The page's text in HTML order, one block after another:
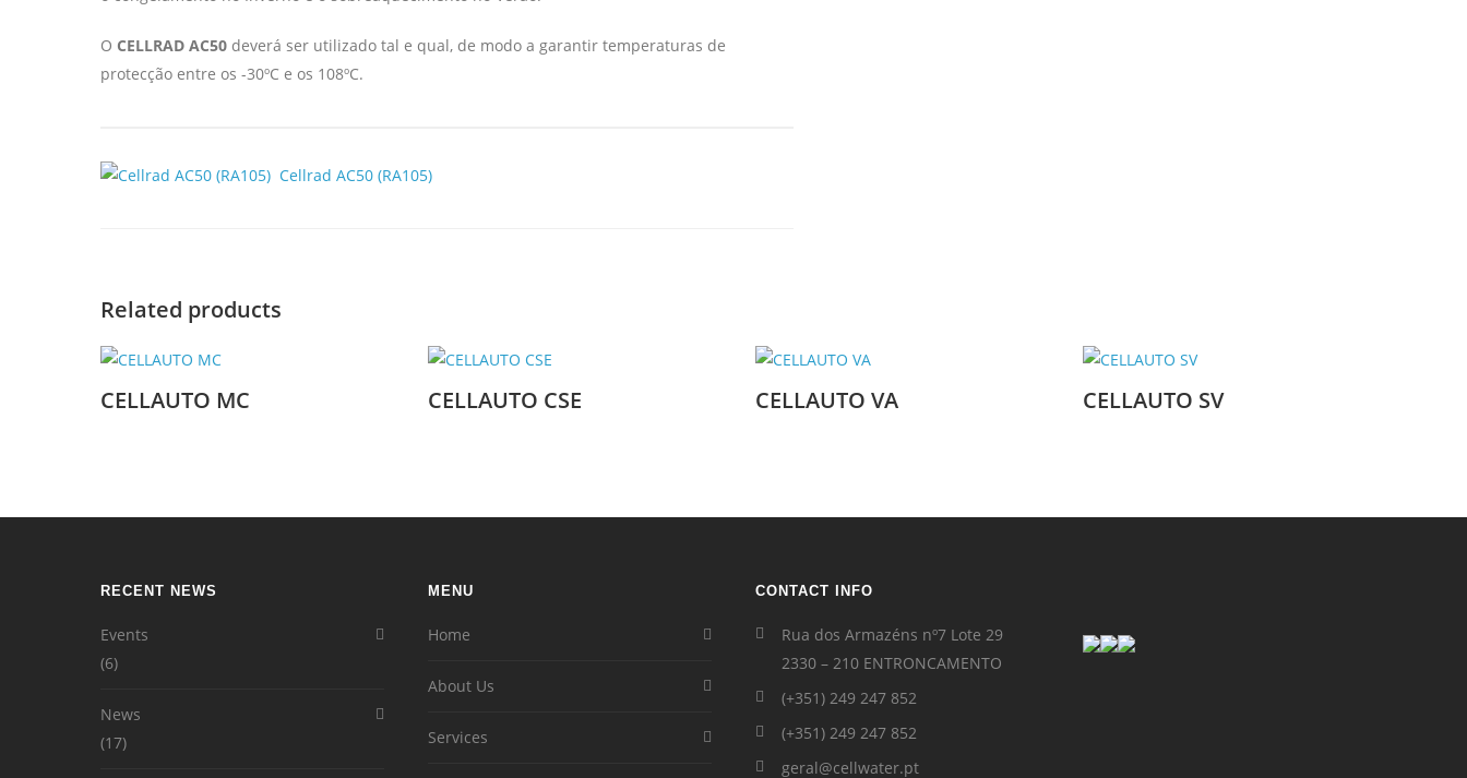
O CELLRAD AC50 deverá ser utilizado tal e qual, de modo a garantir temperaturas de
protecção entre os -30ºC e os 108ºC.
Cellrad AC50 (RA105)
Related products
CELLAUTO MC CELLAUTO CSE CELLAUTO VA CELLAUTO SV
RECENT NEWS
Events
(6)
News
(17)
MENU
Home
About Us
Services
CONTACT INFO
Rua dos Armazéns nº7 Lote 29
2330 – 210 ENTRONCAMENTO
(+351) 249 247 852
(+351) 249 247 852
geral@cellwater.pt